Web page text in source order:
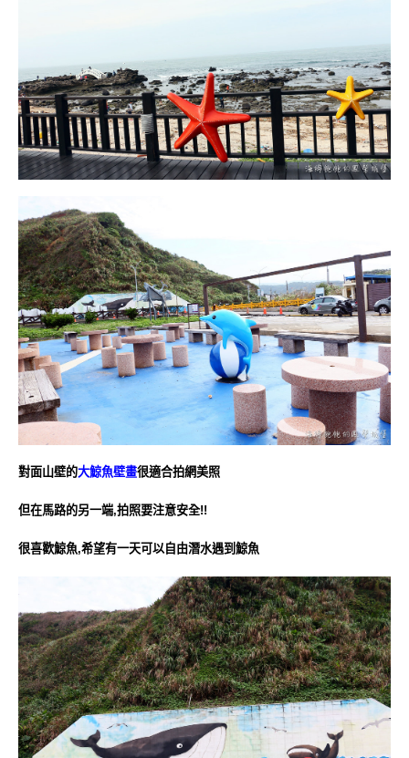
對面山壁的大鯨魚壁畫很適合拍網美照
但在馬路的另一端,拍照要注意安全!!
很喜歡鯨魚,希望有一天可以自由潛水遇到鯨魚